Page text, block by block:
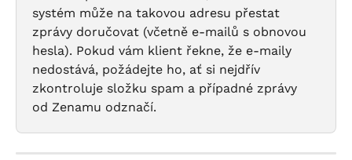
systém může na takovou adresu přestat
zprávy doručovat (včetně e-mailů s obnovou
hesla). Pokud vám klient řekne, že e-maily
nedostává, požádejte ho, ať si nejdřív
zkontroluje složku spam a případné zprávy
od Zenamu odznačí.